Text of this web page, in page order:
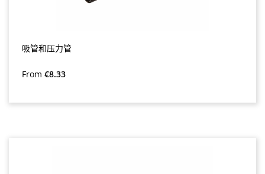
吸管和压力管
Regular price:
From €8.33